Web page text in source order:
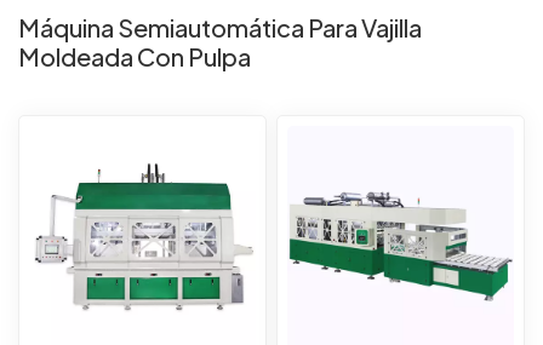
Máquina Semiautomática Para Vajilla
Moldeada Con Pulpa